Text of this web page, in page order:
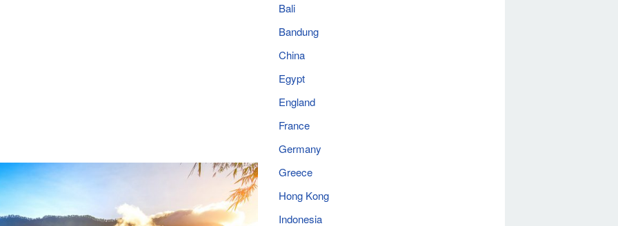
Bali
Bandung
China
Egypt
England
France
Germany
Greece
Hong Kong
Indonesia